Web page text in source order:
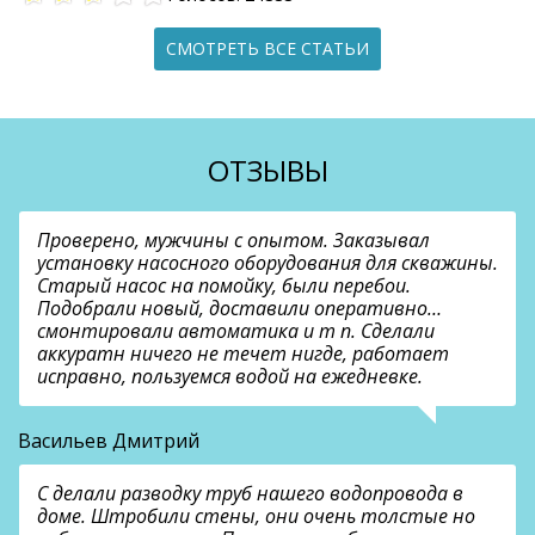
СМОТРЕТЬ ВСЕ СТАТЬИ
ОТЗЫВЫ
Проверено, мужчины с опытом. Заказывал
установку насосного оборудования для скважины.
Старый насос на помойку, были перебои.
Подобрали новый, доставили оперативно…
смонтировали автоматика и т п. Сделали
аккуратн ничего не течет нигде, работает
исправно, пользуемся водой на ежедневке.
Васильев Дмитрий
С делали разводку труб нашего водопровода в
доме. Штробили стены, они очень толстые но